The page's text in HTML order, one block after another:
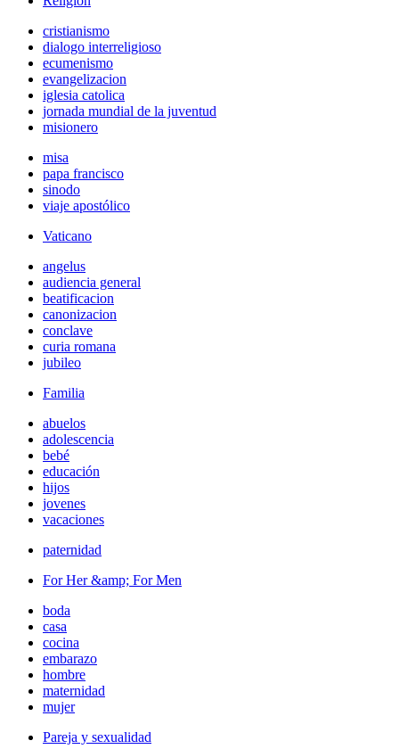
cristianismo
dialogo interreligioso
ecumenismo
evangelizacion
iglesia catolica
jornada mundial de la juventud
misionero
misa
papa francisco
sinodo
viaje apostólico
Vaticano
angelus
audiencia general
beatificacion
canonizacion
conclave
curia romana
jubileo
Familia
abuelos
adolescencia
bebé
educación
hijos
jovenes
vacaciones
paternidad
For Her &amp; For Men
boda
casa
cocina
embarazo
hombre
maternidad
mujer
Pareja y sexualidad